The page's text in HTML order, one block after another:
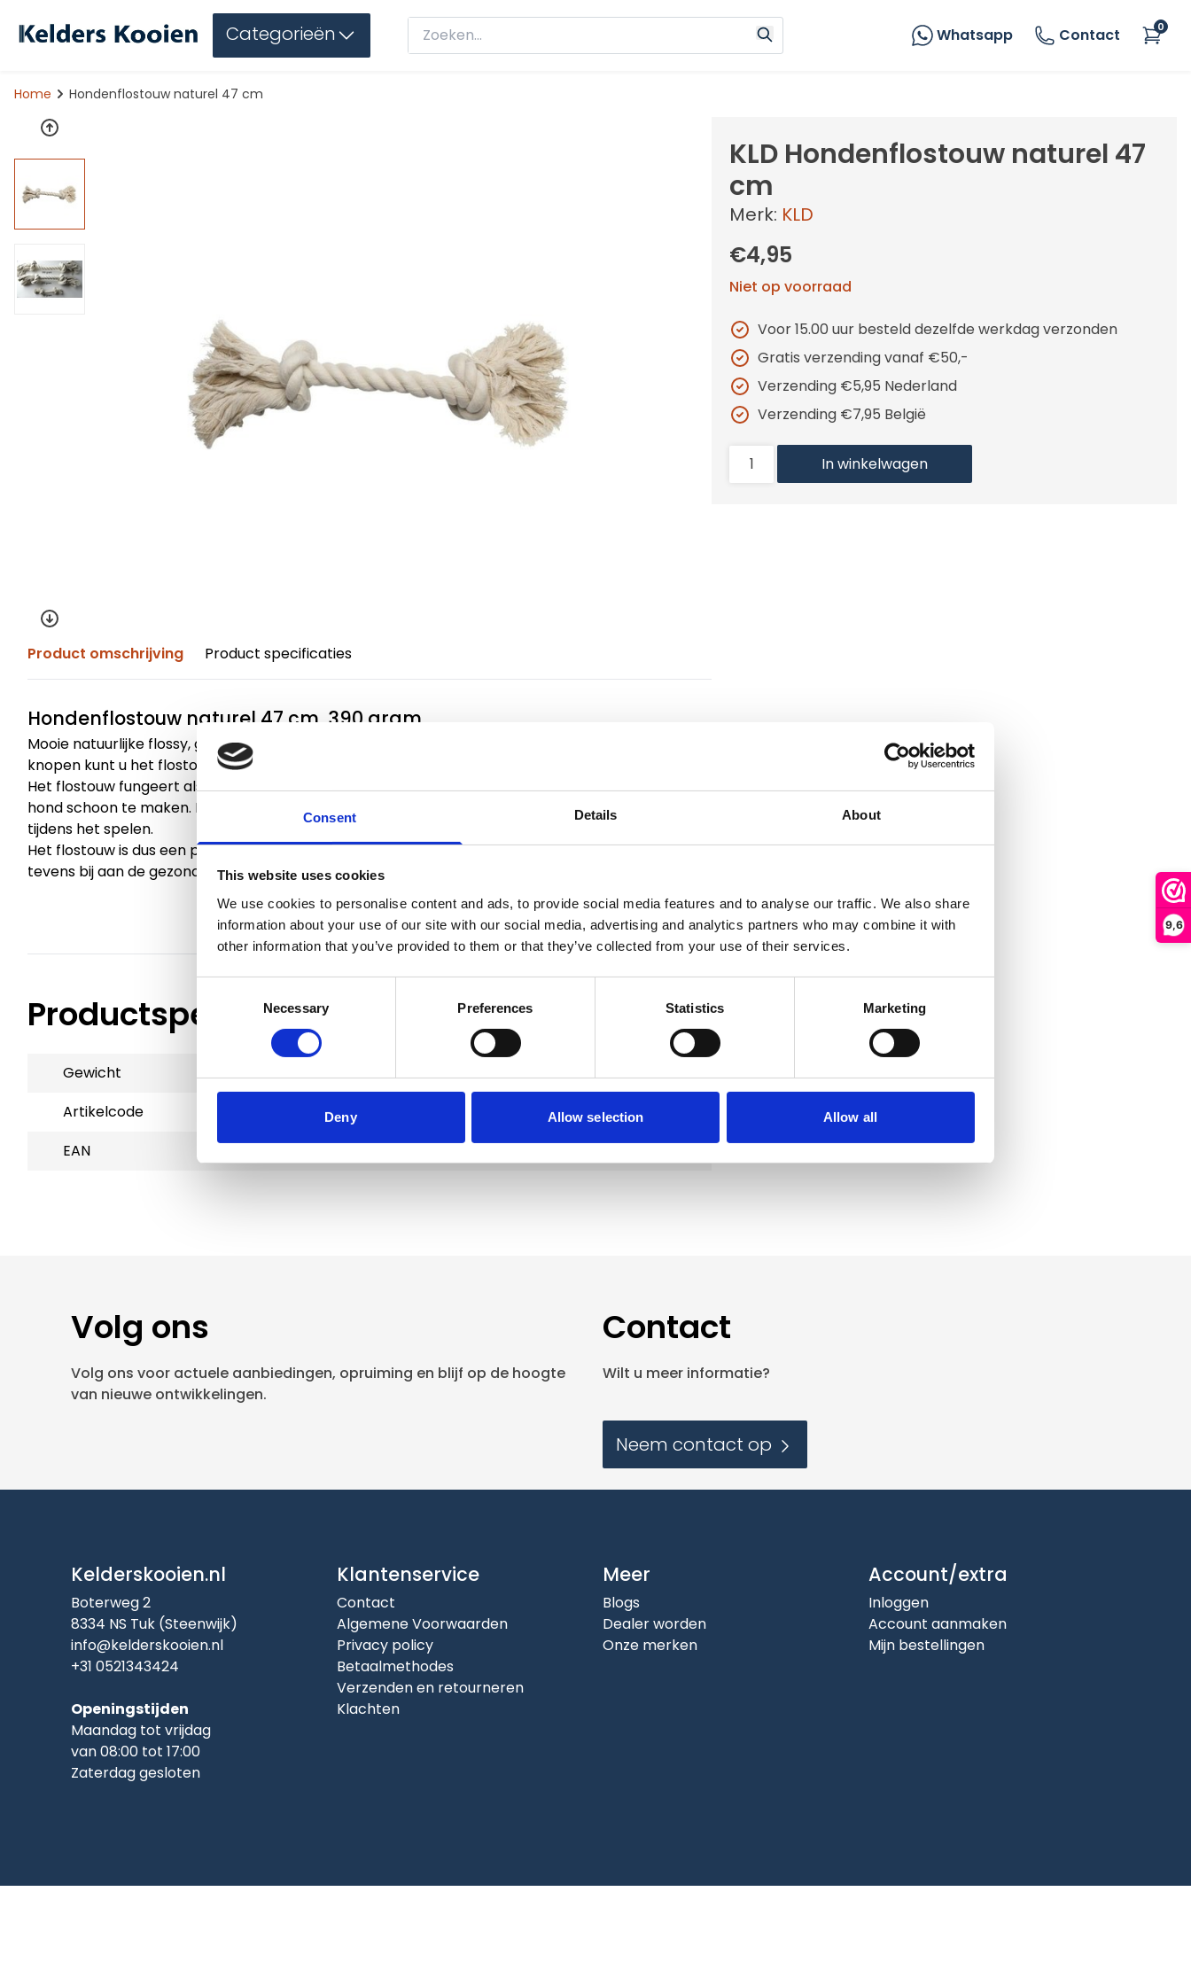
9,6
Consent Details About
This website uses cookies
We use cookies to personalise content and ads, to provide social media features and to analyse our traffic. We also share
information about your use of our site with our social media, advertising and analytics partners who may combine it with
other information that you’ve provided to them or that they’ve collected from your use of their services.
Selection
Necessary Preferences Statistics Marketing
Deny Allow selection Allow all
Categorieën Whatsapp Contact 0
Home Hondenflostouw naturel 47 cm
Product omschrijving Product specificaties
Hondenflostouw naturel 47 cm, 390 gram
Mooie natuurlijke flossy, gemaakt van katoen met stevige knopen aan het uiteinde. Door de
knopen kunt u het flostouw makkelijk gooien, vangen en vasthouden.
Het flostouw fungeert als mooi speelgoed en is tevens een mooie manier om het gebit van de
hond schoon te maken. Door de vezels van het katoen worden de tanden van de hond geflost
tijdens het spelen.
Het flostouw is dus een perfect speelgoed om lekker op te kauwen, mee te spelen en draagt
tevens bij aan de gezondheid van de tanden.
Productspecificaties
Gewicht
0.4 kg
Artikelcode
EAN
KLD Hondenflostouw naturel 47
cm
Merk: KLD
€4,95
Niet op voorraad
Voor 15.00 uur besteld dezelfde werkdag verzonden
Gratis verzending vanaf €50,-
Verzending €5,95 Nederland
Verzending €7,95 België
In winkelwagen
Volg ons
Volg ons voor actuele aanbiedingen, opruiming en blijf op de hoogte
van nieuwe ontwikkelingen.
Contact
Wilt u meer informatie?
Neem contact op
Kelderskooien.nl
Boterweg 2
8334 NS Tuk (Steenwijk)
info@kelderskooien.nl
+31 0521343424
Openingstijden
Maandag tot vrijdag
van 08:00 tot 17:00
Zaterdag gesloten
Klantenservice
Contact
Algemene Voorwaarden
Privacy policy
Betaalmethodes
Verzenden en retourneren
Klachten
Meer
Blogs
Dealer worden
Onze merken
Account/extra
Inloggen
Account aanmaken
Mijn bestellingen